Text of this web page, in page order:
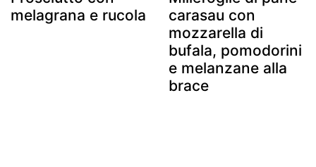
melagrana e rucola
carasau con
mozzarella di
bufala, pomodorini
e melanzane alla
brace